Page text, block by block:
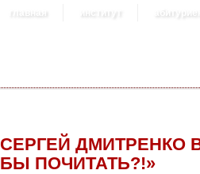
главная институт
СЕРГЕЙ ДМИТРЕНКО
БЫ ПОЧИТАТЬ?!»